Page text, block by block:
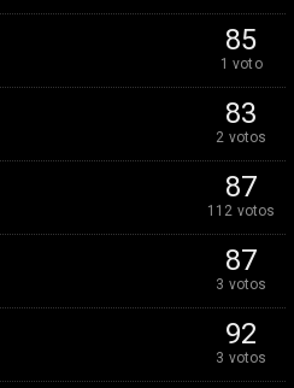
85
1 voto
83
2 votos
87
112 votos
87
3 votos
92
3 votos